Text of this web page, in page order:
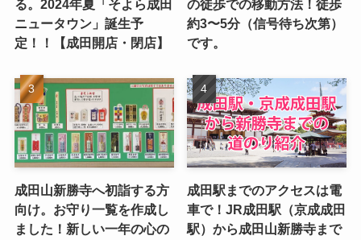
る。2024年夏「そよら成田
ニュータウン」誕生予
定！！【成田開店・閉店】
の徒歩での移動方法！徒歩
約3〜5分（信号待ち次第）
です。
成田山新勝寺へ初詣する方
向け。お守り一覧を作成し
ました！新しい一年の心の
成田駅までのアクセスは電
車で！JR成田駅（京成成田
駅）から成田山新勝寺まで